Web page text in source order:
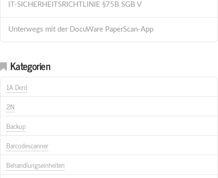
IT-SICHERHEITSRICHTLINIE §75B SGB V
Unterwegs mit der DocuWare PaperScan-App
Kategorien
1A Dent
2N
Backup
Barcodescanner
Behandlungseinheiten